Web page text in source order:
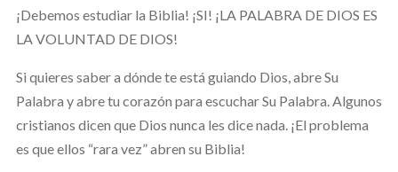
¡Debemos estudiar la Biblia! ¡SI! ¡LA PALABRA DE DIOS ES
LA VOLUNTAD DE DIOS!
Si quieres saber a dónde te está guiando Dios, abre Su
Palabra y abre tu corazón para escuchar Su Palabra. Algunos
cristianos dicen que Dios nunca les dice nada. ¡El problema
es que ellos “rara vez” abren su Biblia!